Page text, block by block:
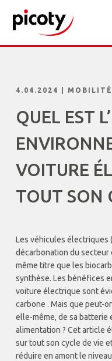
4.04.2024 MOBILITÉ
QUEL EST
VOITURE
TOUT SON
Les véhicules électriques
décarbonation du secteur
même titre que les
synthèse. Les bénéfices
voiture électrique sont
carbone . Mais que peut-
elle-même, de sa batterie
alimentation ? Cet article
sur tout son cycle de vie
réduire en amont le